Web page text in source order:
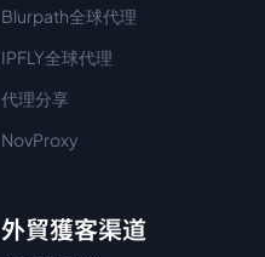
Blurpath全球代理
IPFLY全球代理
代理分享
NovProxy
外貿獲客渠道